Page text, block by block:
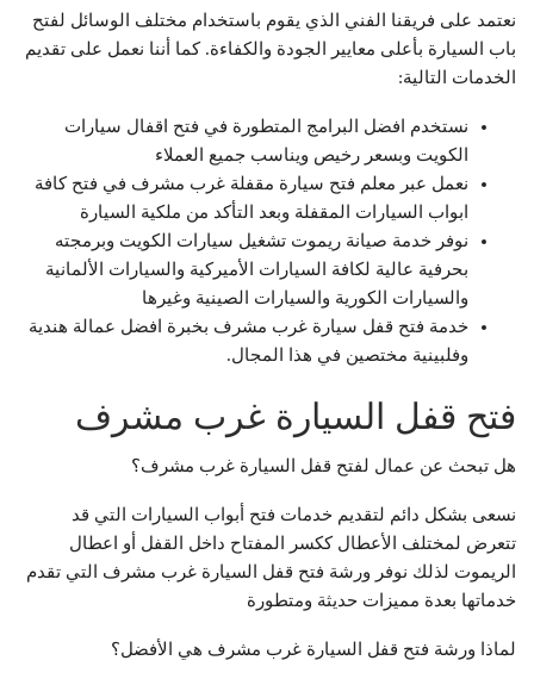
نعتمد على فريقنا الفني الذي يقوم باستخدام مختلف الوسائل لفتح
باب السيارة بأعلى معايير الجودة والكفاءة. كما أننا نعمل على تقديم
الخدمات التالية:
نستخدم افضل البرامج المتطورة في فتح اقفال سيارات
الكويت وبسعر رخيص ويناسب جميع العملاء
نعمل عبر معلم فتح سيارة مقفلة غرب مشرف في فتح كافة
ابواب السيارات المقفلة وبعد التأكد من ملكية السيارة
نوفر خدمة صيانة ريموت تشغيل سيارات الكويت وبرمجته
بحرفية عالية لكافة السيارات الأميركية والسيارات الألمانية
والسيارات الكورية والسيارات الصينية وغيرها
خدمة فتح قفل سيارة غرب مشرف بخبرة افضل عمالة هندية
وفلبينية مختصين في هذا المجال.
فتح قفل السيارة غرب مشرف
هل تبحث عن عمال لفتح قفل السيارة غرب مشرف؟
نسعى بشكل دائم لتقديم خدمات فتح أبواب السيارات التي قد
تتعرض لمختلف الأعطال ككسر المفتاح داخل القفل أو اعطال
الريموت لذلك نوفر ورشة فتح قفل السيارة غرب مشرف التي تقدم
خدماتها بعدة مميزات حديثة ومتطورة
لماذا ورشة فتح قفل السيارة غرب مشرف هي الأفضل؟